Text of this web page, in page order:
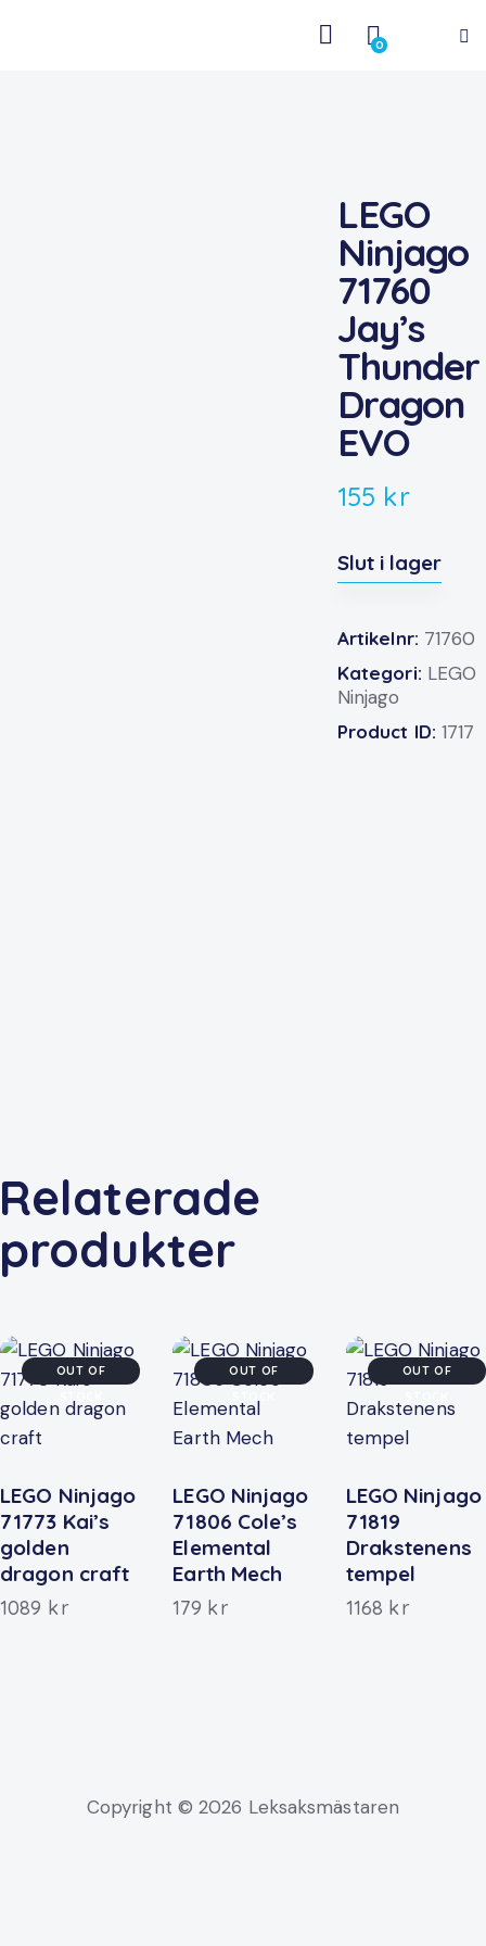
0
LEGO
Ninjago
71760
Jay’s
Thunder
Dragon
EVO
155 kr
Slut i lager
Artikelnr: 71760
Kategori: LEGO
Ninjago
Product ID:1717
Relaterade
produkter
OUT OF
LEGO Ninjago
71773 Kai’s
golden
dragon craft
1089 kr
OUT OF
LEGO Ninjago
71806 Cole’s
Elemental
Earth Mech
179 kr
OUT OF
LEGO Ninjago
71819
Drakstenens
tempel
1168 kr
Copyright © 2026 Leksaksmästaren